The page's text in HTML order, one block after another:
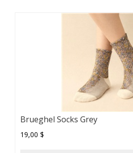
Brueghel Socks Grey
19,00 $